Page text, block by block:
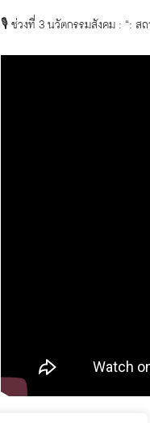
🎙 ช่วงที่ 3 นวัตกรรมสังคม : “: ส